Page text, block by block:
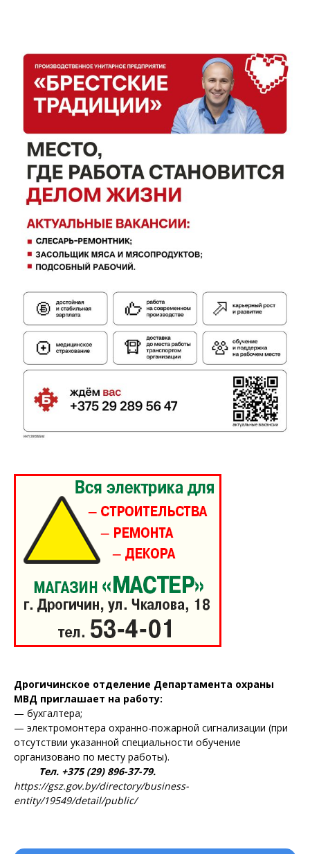
Дрогичинское отделение Департамента охраны
МВД приглашает на работу:
— бухгалтера;
— электромонтера охранно-пожарной сигнализации (при
отсутствии указанной специальности обучение
организовано по месту работы).
Тел. +375 (29) 896-37-79.
https://gsz.gov.by/directory/business-
entity/19549/detail/public/